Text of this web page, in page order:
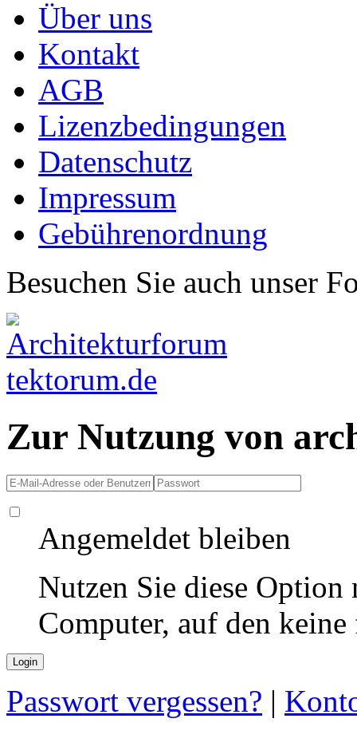
Über uns
Kontakt
AGB
Lizenzbedingungen
Datenschutz
Impressum
Gebührenordnung
Besuchen Sie auch unser
Zur Nutzung von
Angemeldet bleiben
Nutzen Sie diese
Computer, auf den
Passwort vergessen? |